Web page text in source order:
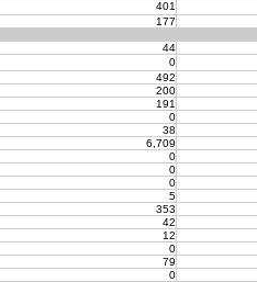
401
177
44
0
492
200
191
0
38
6,709
0
0
0
5
353
42
12
0
79
0